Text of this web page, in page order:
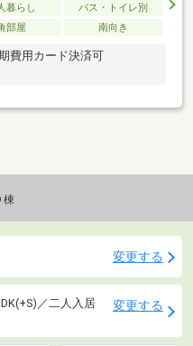
暮らし
バス・トイレ別
部屋 南向き
費用カード決済可
棟
変更する
／二人入居
変更する